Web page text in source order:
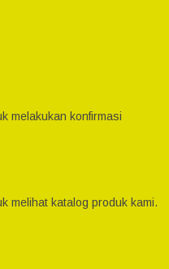
melakukan konfirmasi
melihat katalog produk kami.